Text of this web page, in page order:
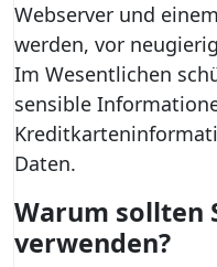
Webserver und
werden, vor
Im Wesentlichen
sensible
Daten.
Warum sollten
verwenden?